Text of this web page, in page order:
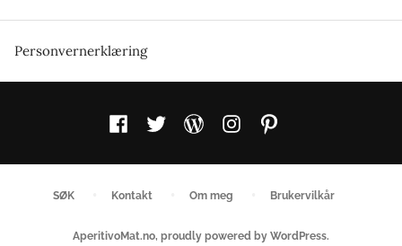
Personvernerklæring
FacebookTwitter WordPressInstagramPinterest
SØK Kontakt Om meg Brukervilkår
AperitivoMat.no, proudly powered by WordPress.